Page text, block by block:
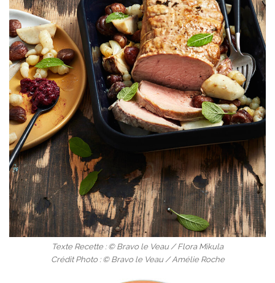
Texte Recette : © Bravo le Veau / Flora Mikula
Crédit Photo : © Bravo le Veau / Amélie Roche